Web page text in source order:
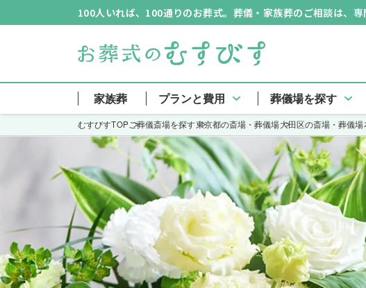
100人いれば、100通りのお葬式。葬儀・家族葬のご相談は、専
家族葬 プランと費用 葬儀場を探す
むすびすTOPご葬儀斎場を探す東京都の斎場・葬儀場大田区の斎場・葬儀場